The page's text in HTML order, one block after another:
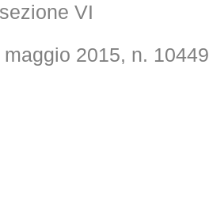
sezione VI
2015, n. 10449